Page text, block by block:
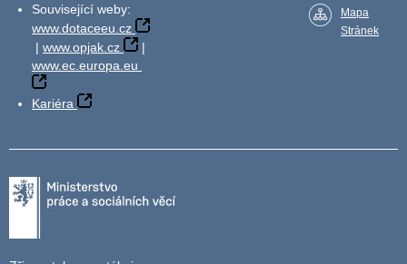
Související weby:
www.dotaceeu.cz
| www.opjak.cz
|
www.ec.europa.eu
Kariéra
Mapa
Stránek